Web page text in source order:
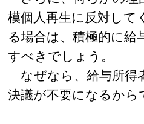
模個人再生に反対して
る場合は、積極的に給
すべきでしょう。
なぜなら、給与所得
決議が不要になるから